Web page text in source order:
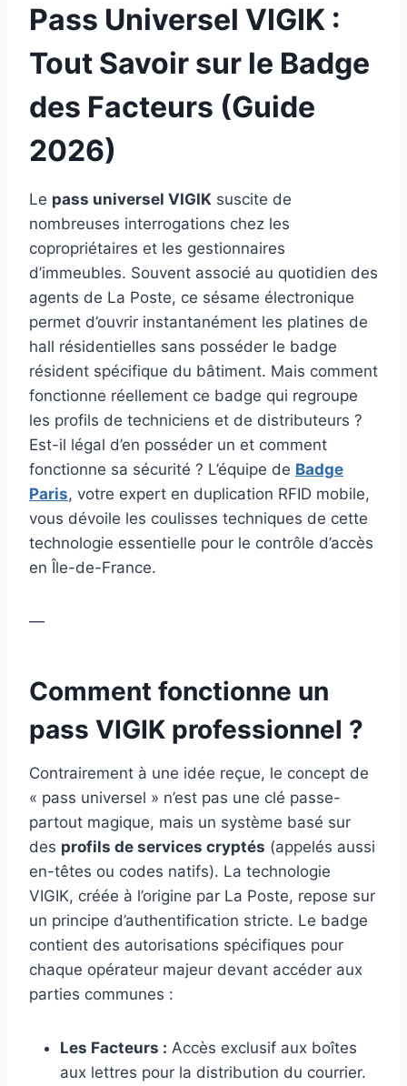
Pass Universel VIGIK :
Tout Savoir sur le Badge
des Facteurs (Guide
2026)
Le pass universel VIGIK suscite de
nombreuses interrogations chez les
copropriétaires et les gestionnaires
d’immeubles. Souvent associé au quotidien des
agents de La Poste, ce sésame électronique
permet d’ouvrir instantanément les platines de
hall résidentielles sans posséder le badge
résident spécifique du bâtiment. Mais comment
fonctionne réellement ce badge qui regroupe
les profils de techniciens et de distributeurs ?
Est-il légal d’en posséder un et comment
fonctionne sa sécurité ? L’équipe de Badge
Paris, votre expert en duplication RFID mobile,
vous dévoile les coulisses techniques de cette
technologie essentielle pour le contrôle d’accès
en Île-de-France.
—
Comment fonctionne un
pass VIGIK professionnel ?
Contrairement à une idée reçue, le concept de
« pass universel » n’est pas une clé passe-
partout magique, mais un système basé sur
des profils de services cryptés (appelés aussi
en-têtes ou codes natifs). La technologie
VIGIK, créée à l’origine par La Poste, repose sur
un principe d’authentification stricte. Le badge
contient des autorisations spécifiques pour
chaque opérateur majeur devant accéder aux
parties communes :
Les Facteurs : Accès exclusif aux boîtes
aux lettres pour la distribution du courrier.